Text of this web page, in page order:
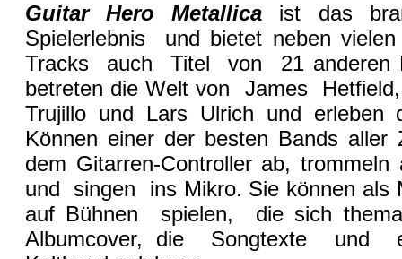
Guitar Hero Metallica ist das
Spielerlebnis und bietet neben
Tracks auch Titel von 21 anderen
betreten die Welt von James
Trujillo und Lars Ulrich und
Können einer der besten Bands aller
dem Gitarren-Controller ab,
und singen ins Mikro. Sie können als
auf Bühnen spielen, die sich
Albumcover, die Songtexte und